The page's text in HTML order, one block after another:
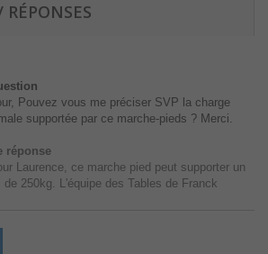
Pouvez vous me préciser SVP la charge
supportée par ce marche-pieds ? Merci.
réponse
Laurence, ce marche pied peut supporter un
de 250kg. L'équipe des Tables de Franck